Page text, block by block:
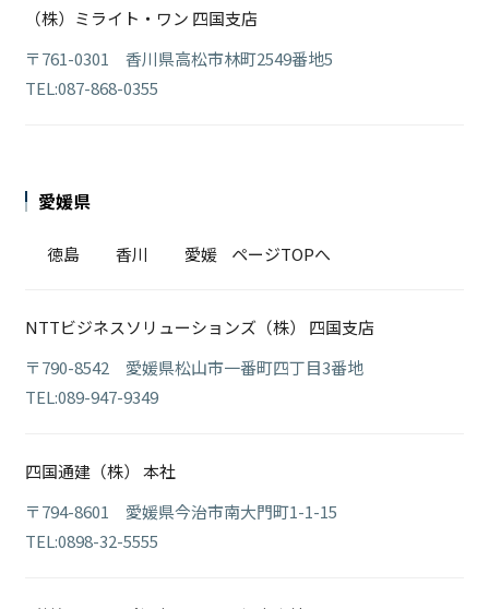
（株）ミライト・ワン 四国支店
〒761-0301 香川県高松市林町2549番地5
TEL:087-868-0355
愛媛県
徳島 香川 愛媛 ページTOPへ
NTTビジネスソリューションズ（株） 四国支店
〒790-8542 愛媛県松山市一番町四丁目3番地
TEL:089-947-9349
四国通建（株） 本社
〒794-8601 愛媛県今治市南大門町1-1-15
TEL:0898-32-5555